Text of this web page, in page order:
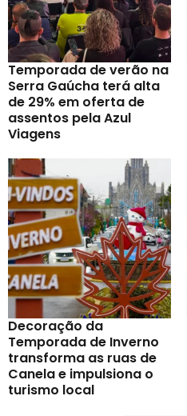
Temporada de verão na
Serra Gaúcha terá alta
de 29% em oferta de
assentos pela Azul
Viagens
Decoração da
Temporada de Inverno
transforma as ruas de
Canela e impulsiona o
turismo local